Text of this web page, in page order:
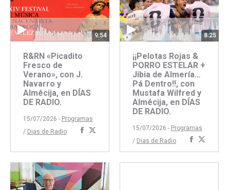
9:54
R&RN «Picadito
Fresco de
Verano», con J.
Navarro y
Almécija, en DÍAS
DE RADIO.
15/07/2026 - Programas
/ Dias de Radio
Compartir
Facebook
Twitter
8:25
¡¡Pelotas Rojas &
PORRO ESTELAR +
Jibia de Almería…
Pá Dentro!!, con
Mustafa Wilfred y
Almécija, en DÍAS
DE RADIO.
15/07/2026 - Programas
/ Dias de Radio
Compartir
concon